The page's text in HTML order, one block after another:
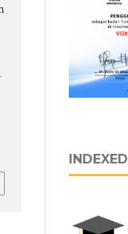
INDEXED